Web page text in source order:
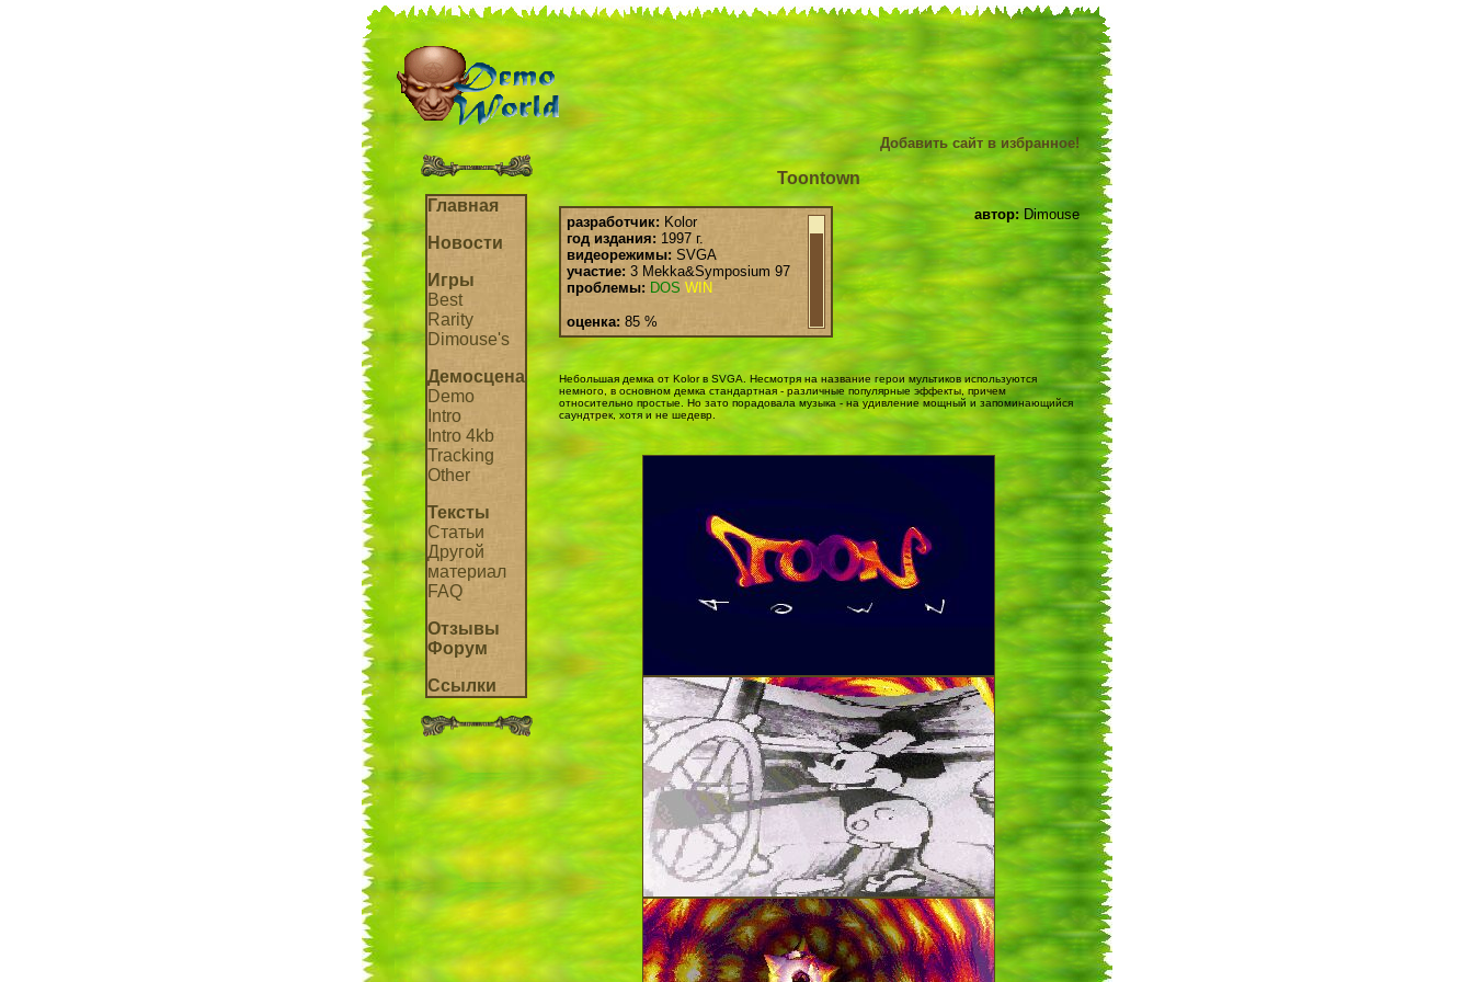
Главная
Новости
Игры
Best
Rarity
Dimouse's
Демосцена
Demo
Intro
Intro 4kb
Tracking
Other
Тексты
Статьи
Другой
материал
FAQ
Отзывы
Форум
Ссылки
Добавить сайт в избранное!
Toontown
разработчик: Kolor
год издания: 1997 г.
видеорежимы: SVGA
участие: 3 Mekka&Symposium 97
проблемы: DOS WIN
оценка: 85 %
автор: Dimouse
Небольшая демка от Kolor в SVGA. Несмотря на название герои мультиков используются
немного, в основном демка стандартная - различные популярные эффекты, причем
относительно простые. Но зато порадовала музыка - на удивление мощный и запоминающийся
саундтрек, хотя и не шедевр.